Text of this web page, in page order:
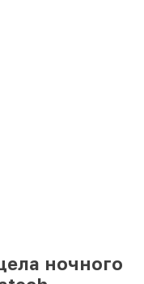
ночного